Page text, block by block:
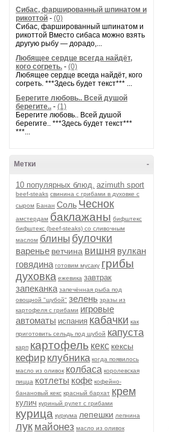
Сибас, фаршированный шпинатом и
рикоттой - (0)
Сибас, фаршированный шпинатом и
рикоттой Вместо сибаса можно взять
другую рыбу — дорадо,...
Любящее сердце всегда найдёт,
кого согреть. - (0)
Любящее сердце всегда найдёт, кого
согреть. ***Здесь будет текст*** ...
Берегите любовь.. Всей душой
берегите.. - (1)
Берегите любовь.. Всей душой
берегите.. ***Здесь будет текст***
***...
-
Метки
10 популярных блюд. azimuth sport
beef-stеаks cвинина с грибами в духовке с
сыром Банан Соль Чеснок
амстердам баклажаны бифштекс
бифштекс (beef-stеаks) со сливочным
маслом блины булочки
варенье ветчина вишня вулкан
говядина готовим мусаку грибы
духовка ежевика завтрак
запеканка запечённая рыба под
овощной "шубой" зелень зразы из
картофеля с грибами игровые
автоматы испания кабачки как
приготовить сельдь под шубой капуста
карп картофель кекс кексы
кефир клубника когда появилось
масло из оливок колбаса королевская
пицца котлеты кофе кофейно-
банановый кекс красный бархат крем
кулич куриный рулет с грибами
курица куркума лепешки лепнина
лук майонез масло из оливок